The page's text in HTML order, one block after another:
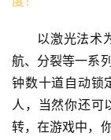
以激光法术
航、分裂等一系
钟数十道自动锁
人，当然你还可
转，在游戏中，